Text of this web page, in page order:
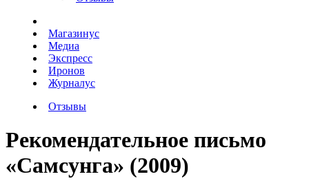
Магазинус
Медиа
Экспресс
Иронов
Журналус
Отзывы
Рекомендательное письмо
«Самсунга» (2009)